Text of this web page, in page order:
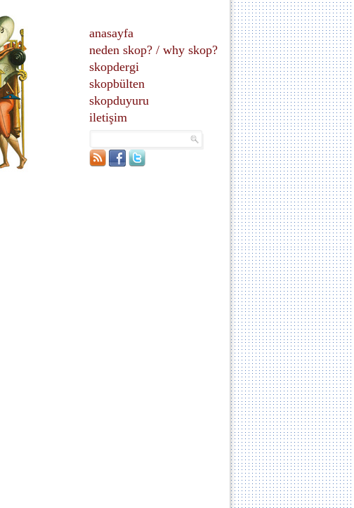
anasayfa
neden skop? / why skop?
skopdergi
skopbülten
skopduyuru
iletişim